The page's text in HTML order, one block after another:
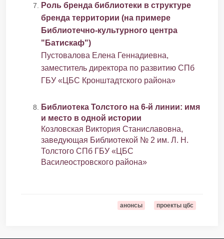
Роль бренда библиотеки в структуре
бренда территории (на примере
Библиотечно-культурного центра
"Батискаф")
Пустовалова Елена Геннадиевна,
заместитель директора по развитию СПб
ГБУ «ЦБС Кронштадтского района»
Библиотека Толстого на 6-й линии: имя
и место в одной истории
Козловская Виктория Станиславовна,
заведующая Библиотекой № 2 им. Л. Н.
Толстого СПб ГБУ «ЦБС
Василеостровского района»
анонсы проекты цбс